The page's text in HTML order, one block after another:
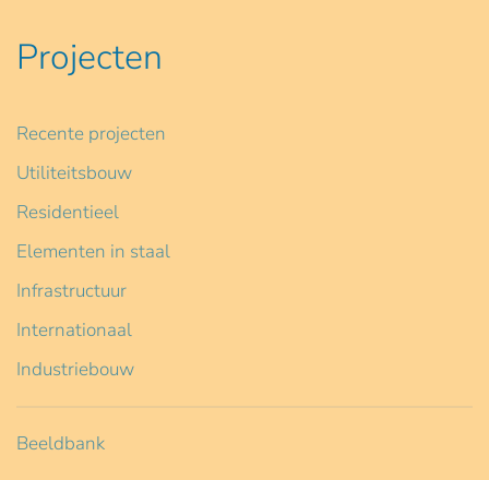
Projecten
Recente projecten
Utiliteitsbouw
Residentieel
Elementen in staal
Infrastructuur
Internationaal
Industriebouw
Beeldbank